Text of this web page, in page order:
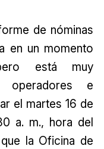
de nóminas
en un momento
está muy
operadores e
el martes 16 de
a. m., hora del
la Oficina de